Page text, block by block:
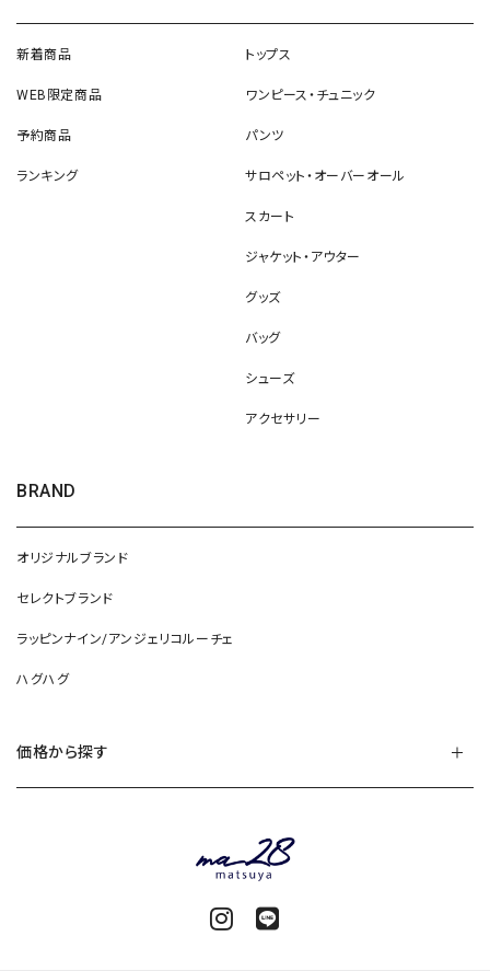
新着商品
WEB限定商品
予約商品
ランキング
トップス
ワンピース・チュニック
パンツ
サロペット・オーバーオール
スカート
ジャケット・アウター
グッズ
バッグ
シューズ
アクセサリー
BRAND
オリジナルブランド
セレクトブランド
ラッピンナイン/アンジェリコルーチェ
ハグハグ
価格から探す